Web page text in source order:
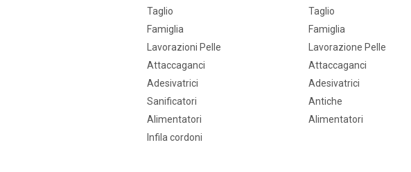
Taglio
Famiglia
Lavorazioni Pelle
Attaccaganci
Adesivatrici
Sanificatori
Alimentatori
Infila cordoni
Taglio
Famiglia
Lavorazione Pelle
Attaccaganci
Adesivatrici
Antiche
Alimentatori